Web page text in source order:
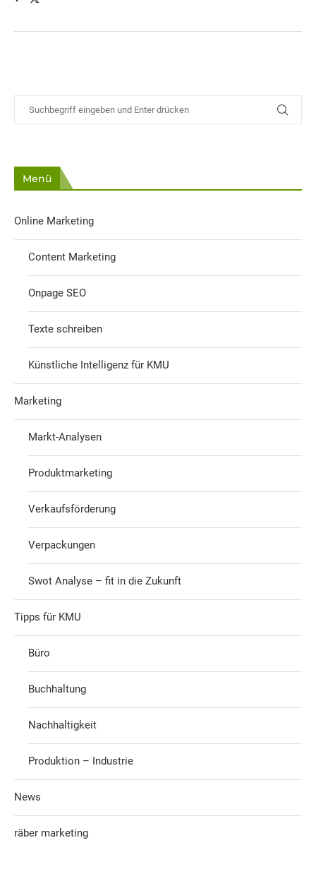
Menü
Online Marketing
Content Marketing
Onpage SEO
Texte schreiben
Künstliche Intelligenz für KMU
Marketing
Markt-Analysen
Produktmarketing
Verkaufsförderung
Verpackungen
Swot Analyse – fit in die Zukunft
Tipps für KMU
Büro
Buchhaltung
Nachhaltigkeit
Produktion – Industrie
News
räber marketing